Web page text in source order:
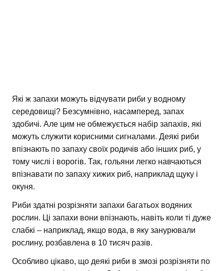
Які ж запахи можуть відчувати риби у водному
середовищі? Безсумнівно, насамперед, запах
здобичі. Але цим не обмежується набір запахів, які
можуть служити корисними сигналами. Деякі риби
впізнають по запаху своїх родичів або інших риб, у
тому числі і ворогів. Так, гольяни легко навчаються
впізнавати по запаху хижих риб, наприклад щуку і
окуня.
Риби здатні розрізняти запахи багатьох водяних
рослин. Ці запахи вони впізнають, навіть коли ті дуже
слабкі – наприклад, якщо вода, в яку занурювали
рослину, розбавлена в 10 тисяч разів.
Особливо цікаво, що деякі риби в змозі розрізняти по